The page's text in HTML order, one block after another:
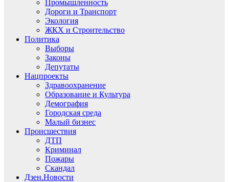
Промышленность
Дороги и Транспорт
Экология
ЖКХ и Строительство
Политика
Выборы
Законы
Депутаты
Нацпроекты
Здравоохранение
Образование и Культура
Демография
Городская среда
Малый бизнес
Происшествия
ДТП
Криминал
Пожары
Скандал
Дзен.Новости